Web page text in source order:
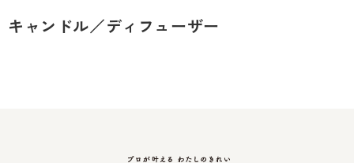
キャンドル／ディフューザー